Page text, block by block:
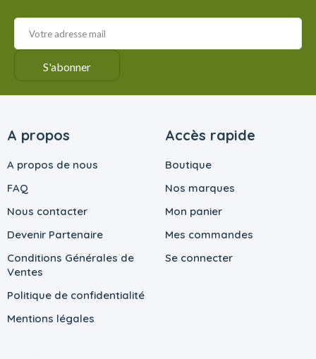
A propos
A propos de nous
FAQ
Nous contacter
Devenir Partenaire
Conditions Générales de
Ventes
Politique de confidentialité
Mentions légales
Accès rapide
Boutique
Nos marques
Mon panier
Mes commandes
Se connecter